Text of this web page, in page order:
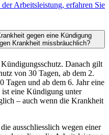
Arbeitsleistung, erfahren Sie
gegen eine Kündigung
Krankheit missbräuchlich?
Danach gilt
von 30 Tagen, ab dem 2.
Tagen und ab dem 6. Jahr eine
eine Kündigung unter
– auch wenn die Krankheit
ausschliesslich wegen einer